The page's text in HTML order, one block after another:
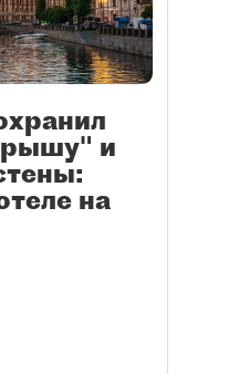
и
на